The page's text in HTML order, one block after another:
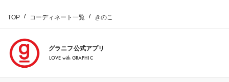
TOP コーディネート一覧 きのこ
グラニフ公式アプリ
LOVE with GRAPHIC